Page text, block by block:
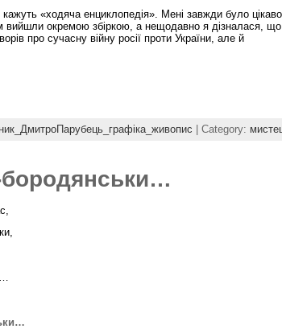
«ходяча енциклопедія». Мені завжди було цікаво
вийшли окремою збіркою, а нещодавно я дізналася,
про сучасну війну росії проти України, але й
| Category: